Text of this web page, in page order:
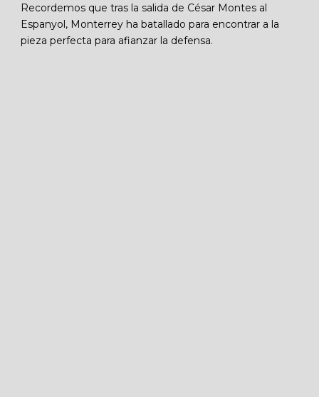
Recordemos que tras la salida de César Montes al
Espanyol, Monterrey ha batallado para encontrar a la
pieza perfecta para afianzar la defensa.